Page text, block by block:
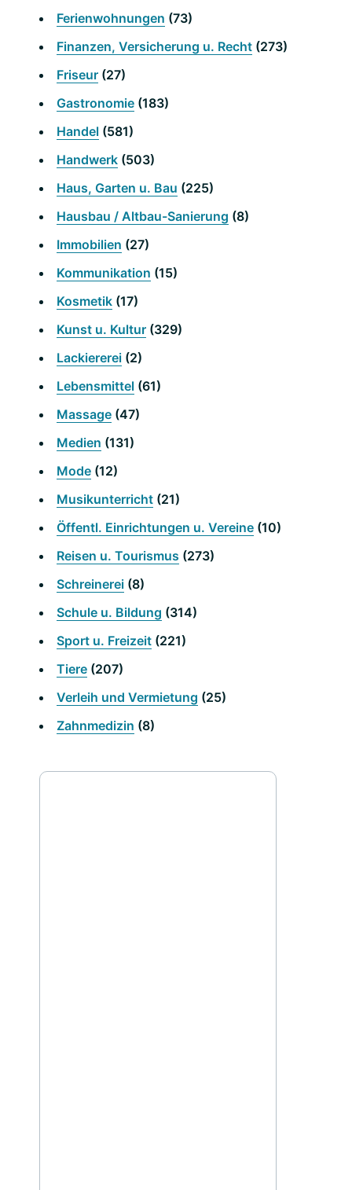
Ferienwohnungen (73)
Finanzen, Versicherung u. Recht (273)
Friseur (27)
Gastronomie (183)
Handel (581)
Handwerk (503)
Haus, Garten u. Bau (225)
Hausbau / Altbau-Sanierung (8)
Immobilien (27)
Kommunikation (15)
Kosmetik (17)
Kunst u. Kultur (329)
Lackiererei (2)
Lebensmittel (61)
Massage (47)
Medien (131)
Mode (12)
Musikunterricht (21)
Öffentl. Einrichtungen u. Vereine (10)
Reisen u. Tourismus (273)
Schreinerei (8)
Schule u. Bildung (314)
Sport u. Freizeit (221)
Tiere (207)
Verleih und Vermietung (25)
Zahnmedizin (8)